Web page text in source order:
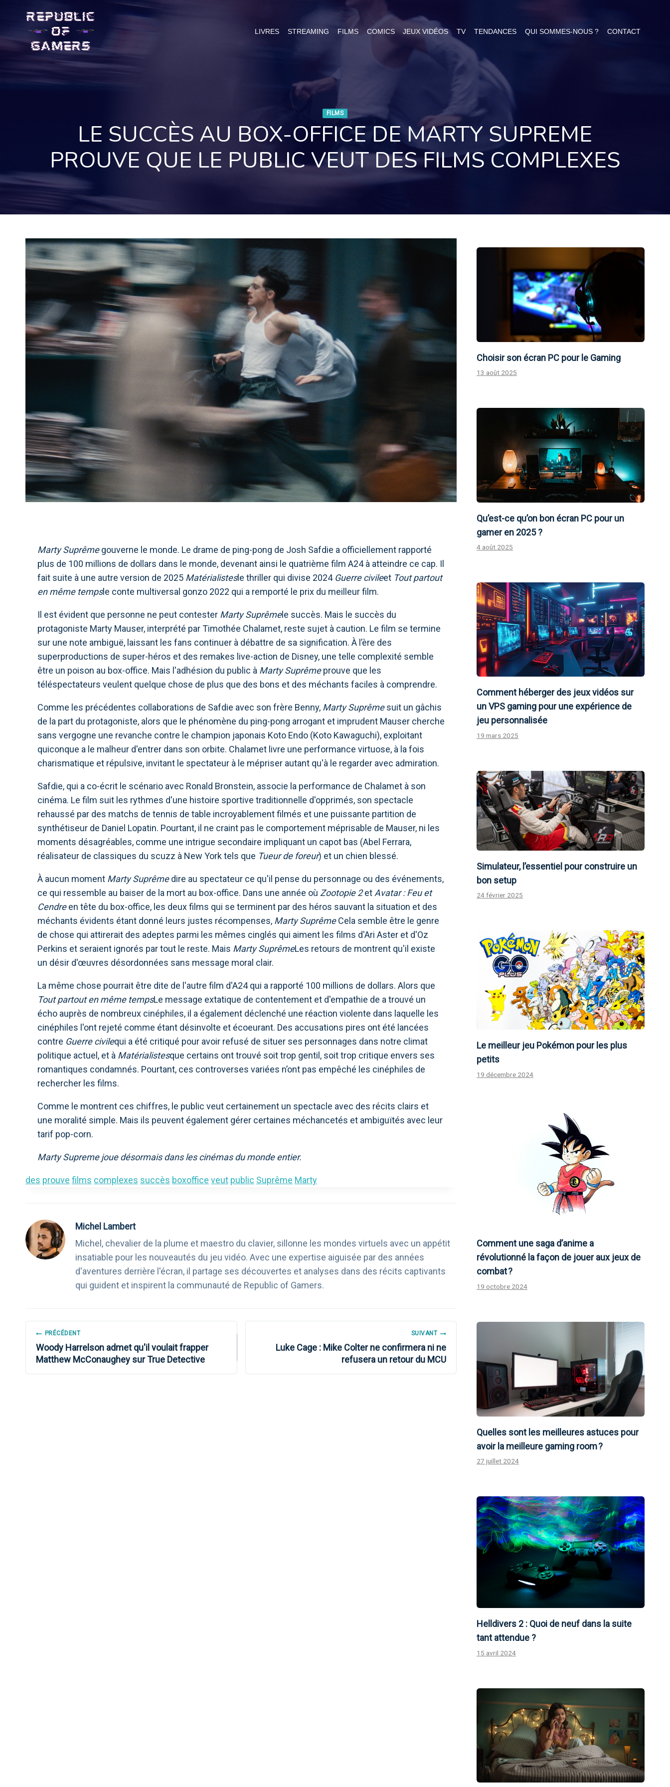
content
LIVRES STREAMING FILMS COMICS JEUX VIDÉOS TV TENDANCES QUI SOMMES-NOUS ? CONTACT
FILMS
LE SUCCÈS AU BOX-OFFICE DE MARTY SUPREME
PROUVE QUE LE PUBLIC VEUT DES FILMS COMPLEXES
Marty Suprêmegouverne le monde. Le drame de ping-pong de Josh Safdie a officiellement rapporté
plus de 100 millions de dollars dans le monde, devenant ainsi le quatrième film A24 à atteindre ce cap. Il
fait suite à une autre version de 2025 Matérialistesle thriller qui divise 2024 Guerre civileet Tout partout
en même tempsle conte multiversal gonzo 2022 qui a remporté le prix du meilleur film.
Il est évident que personne ne peut contester Marty Suprêmele succès. Mais le succès du
protagoniste Marty Mauser, interprété par Timothée Chalamet, reste sujet à caution. Le film se termine
sur une note ambiguë, laissant les fans continuer à débattre de sa signification. À l’ère des
superproductions de super-héros et des remakes live-action de Disney, une telle complexité semble
être un poison au box-office. Mais l'adhésion du public à Marty Suprêmeprouve que les
téléspectateurs veulent quelque chose de plus que des bons et des méchants faciles à comprendre.
Comme les précédentes collaborations de Safdie avec son frère Benny, Marty Suprêmesuit un gâchis
de la part du protagoniste, alors que le phénomène du ping-pong arrogant et imprudent Mauser cherche
sans vergogne une revanche contre le champion japonais Koto Endo (Koto Kawaguchi), exploitant
quiconque a le malheur d'entrer dans son orbite. Chalamet livre une performance virtuose, à la fois
charismatique et répulsive, invitant le spectateur à le mépriser autant qu'à le regarder avec admiration.
Safdie, qui a co-écrit le scénario avec Ronald Bronstein, associe la performance de Chalamet à son
cinéma. Le film suit les rythmes d'une histoire sportive traditionnelle d'opprimés, son spectacle
rehaussé par des matchs de tennis de table incroyablement filmés et une puissante partition de
synthétiseur de Daniel Lopatin. Pourtant, il ne craint pas le comportement méprisable de Mauser, ni les
moments désagréables, comme une intrigue secondaire impliquant un capot bas (Abel Ferrara,
réalisateur de classiques du scuzz à New York tels que Tueur de foreur) et un chien blessé.
À aucun moment Marty Suprêmedire au spectateur ce qu'il pense du personnage ou des événements,
ce qui ressemble au baiser de la mort au box-office. Dans une année où Zootopie 2et Avatar : Feu et
Cendreen tête du box-office, les deux films qui se terminent par des héros sauvant la situation et des
méchants évidents étant donné leurs justes récompenses, Marty SuprêmeCela semble être le genre
de chose qui attirerait des adeptes parmi les mêmes cinglés qui aiment les films d'Ari Aster et d'Oz
Perkins et seraient ignorés par tout le reste. Mais Marty SuprêmeLes retours de montrent qu'il existe
un désir d'œuvres désordonnées sans message moral clair.
La même chose pourrait être dite de l'autre film d'A24 qui a rapporté 100 millions de dollars. Alors que
Tout partout en même tempsLe message extatique de contentement et d'empathie de a trouvé un
écho auprès de nombreux cinéphiles, il a également déclenché une réaction violente dans laquelle les
cinéphiles l'ont rejeté comme étant désinvolte et écoeurant. Des accusations pires ont été lancées
contre Guerre civilequi a été critiqué pour avoir refusé de situer ses personnages dans notre climat
politique actuel, et à Matérialistesque certains ont trouvé soit trop gentil, soit trop critique envers ses
romantiques condamnés. Pourtant, ces controverses variées n’ont pas empêché les cinéphiles de
rechercher les films.
Comme le montrent ces chiffres, le public veut certainement un spectacle avec des récits clairs et
une moralité simple. Mais ils peuvent également gérer certaines méchancetés et ambiguïtés avec leur
tarif pop-corn.
Marty Supreme joue désormais dans les cinémas du monde entier.
des prouve films complexes succès boxoffice veut public Suprême Marty
Michel Lambert
Michel, chevalier de la plume et maestro du clavier, sillonne les mondes virtuels avec un appétit
insatiable pour les nouveautés du jeu vidéo. Avec une expertise aiguisée par des années
d'aventures derrière l'écran, il partage ses découvertes et analyses dans des récits captivants
qui guident et inspirent la communauté de Republic of Gamers.
NAVIGATION
DE
PRÉCÉDENT
Woody Harrelson admet qu'il voulait frapper
Matthew McConaughey sur True Detective
SUIVANT
Luke Cage : Mike Colter ne confirmera ni ne
refusera un retour du MCU
Choisir son écran PC pour le Gaming
13 août 2025
Qu’est-ce qu’on bon écran PC pour un
gamer en 2025 ?
4 août 2025
Comment héberger des jeux vidéos sur
un VPS gaming pour une expérience de
jeu personnalisée
19 mars 2025
Simulateur, l’essentiel pour construire un
bon setup
24 février 2025
Le meilleur jeu Pokémon pour les plus
petits
19 décembre 2024
Comment une saga d’anime a
révolutionné la façon de jouer aux jeux de
combat ?
19 octobre 2024
Quelles sont les meilleures astuces pour
avoir la meilleure gaming room ?
27 juillet 2024
Helldivers 2 : Quoi de neuf dans la suite
tant attendue ?
15 avril 2024